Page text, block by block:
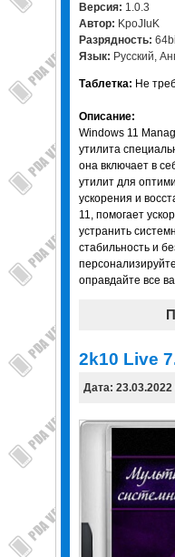
Версия: 1.0.3
Автор: KpoJIuK
Разрядность:
Язык: Русский,
Таблетка: Не
Описание:
Windows 11
утилита
она включает в
утилит для
ускорения и
11, помогает
устранить
стабильность и
оправдайте все
2k10 Live
Дата: 23.03.2022